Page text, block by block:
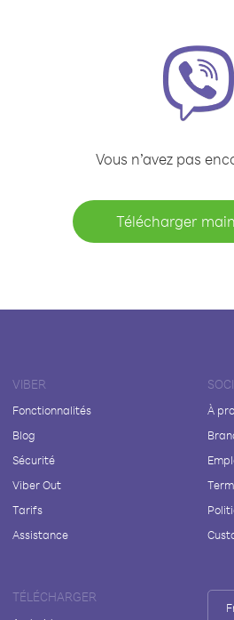
Vous n’avez pas
Télécharger
VIBER
Fonctionnalités
Blog
Sécurité
Viber Out
Tarifs
Assistance
À
TÉLÉCHARGER